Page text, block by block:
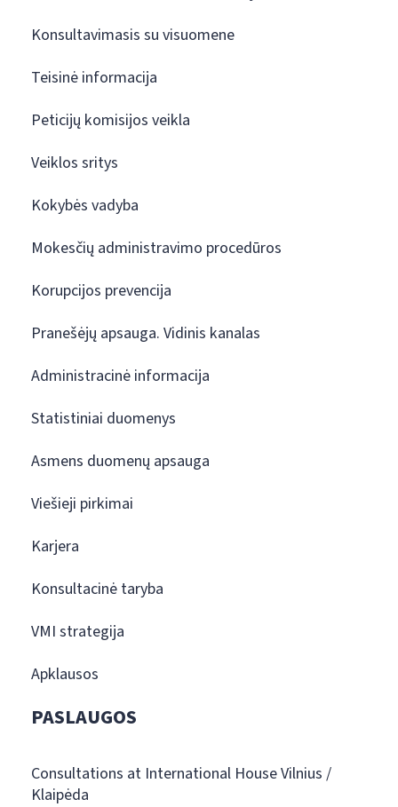
Konsultavimasis su visuomene
Teisinė informacija
Peticijų komisijos veikla
Veiklos sritys
Kokybės vadyba
Mokesčių administravimo procedūros
Korupcijos prevencija
Pranešėjų apsauga. Vidinis kanalas
Administracinė informacija
Statistiniai duomenys
Asmens duomenų apsauga
Viešieji pirkimai
Karjera
Konsultacinė taryba
VMI strategija
Apklausos
PASLAUGOS
Consultations at International House Vilnius /
Klaipėda